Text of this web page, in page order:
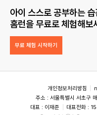
아이 스스로 공부하는 습
홈런을 무료로 체험해보
무료 체험 시작하기
개인정보처리방침
주소 : 서울특별시 서초구
대표 : 이재준
대표전화 :